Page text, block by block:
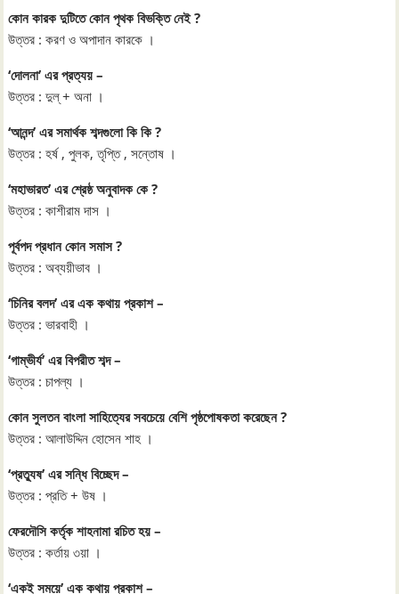
কোন কারক দুটিতে কোন পৃথক বিভক্তি নেই ?
উত্তর : করণ ও অপাদান কারকে ।
‘দোলনা’ এর প্রত্যয় –
উত্তর : দুল্‌ + অনা ।
‘আনন্দ’ এর সমার্থক শব্দগুলো কি কি ?
উত্তর : হর্ষ , পুলক, তৃপ্তি , সন্তোষ ।
‘মহাভারত’ এর শ্রেষ্ঠ অনুবাদক কে ?
উত্তর : কাশীরাম দাস ।
পূর্বপদ প্রধান কোন সমাস ?
উত্তর : অব্যয়ীভাব ।
‘চিনির বলদ’ এর এক কথায় প্রকাশ –
উত্তর : ভারবাহী ।
‘গাম্ভীর্য’ এর বিপরীত শব্দ –
উত্তর : চাপল্য ।
কোন সুলতন বাংলা সাহিত্যের সবচেয়ে বেশি পৃষ্ঠপোষকতা করেছেন ?
উত্তর : আলাউদ্দিন হোসেন শাহ ।
‘প্রত্যুষ’ এর সন্ধি বিচ্ছেদ –
উত্তর : প্রতি + উষ ।
ফেরদৌসি কর্তৃক শাহনামা রচিত হয় –
উত্তর : কর্তায় ৩য়া ।
‘একই সময়ে’ এক কথায় প্রকাশ –